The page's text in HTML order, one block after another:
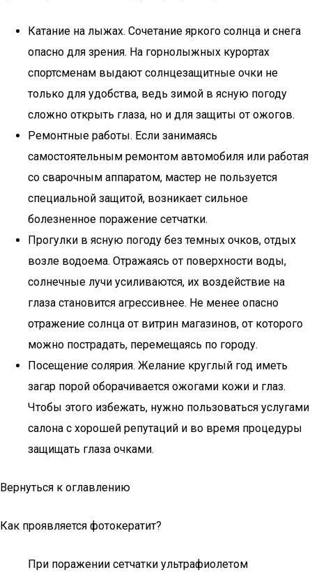
Катание на лыжах. Сочетание яркого солнца и снега
опасно для зрения. На горнолыжных курортах
спортсменам выдают солнцезащитные очки не
только для удобства, ведь зимой в ясную погоду
сложно открыть глаза, но и для защиты от ожогов.
Ремонтные работы. Если занимаясь
самостоятельным ремонтом автомобиля или работая
со сварочным аппаратом, мастер не пользуется
специальной защитой, возникает сильное
болезненное поражение сетчатки.
Прогулки в ясную погоду без темных очков, отдых
возле водоема. Отражаясь от поверхности воды,
солнечные лучи усиливаются, их воздействие на
глаза становится агрессивнее. Не менее опасно
отражение солнца от витрин магазинов, от которого
можно пострадать, перемещаясь по городу.
Посещение солярия. Желание круглый год иметь
загар порой оборачивается ожогами кожи и глаз.
Чтобы этого избежать, нужно пользоваться услугами
салона с хорошей репутаций и во время процедуры
защищать глаза очками.
Вернуться к оглавлению
Как проявляется фотокератит?
При поражении сетчатки ультрафиолетом